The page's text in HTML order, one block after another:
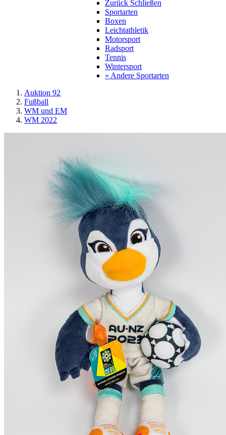
Zurück Schließen
Sportarten
Boxen
Leichtathletik
Motorsport
Radsport
Tennis
Wintersport
» Andere Sportarten
Auktion 92
Fußball
WM und EM
WM 2022